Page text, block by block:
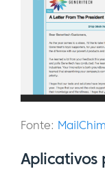
Fonte:
Aplicativos